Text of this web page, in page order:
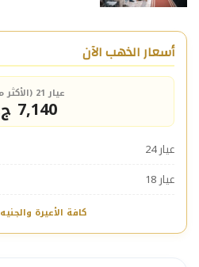
أسعار الذهب الآن
عيار 21 (الأكثر مبيعاً)
7,140 ج.م
عيار 24
عيار 18
كافة الأعيرة